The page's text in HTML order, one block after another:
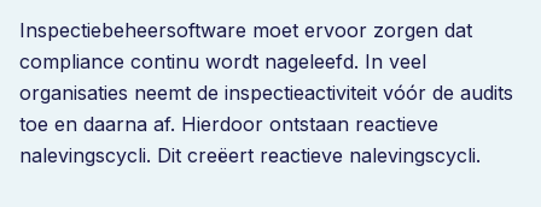
Inspectiebeheersoftware moet ervoor zorgen dat
compliance continu wordt nageleefd. In veel
organisaties neemt de inspectieactiviteit vóór de audits
toe en daarna af. Hierdoor ontstaan reactieve
nalevingscycli. Dit creëert reactieve nalevingscycli.